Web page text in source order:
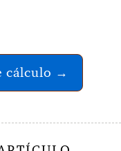
cálculo →